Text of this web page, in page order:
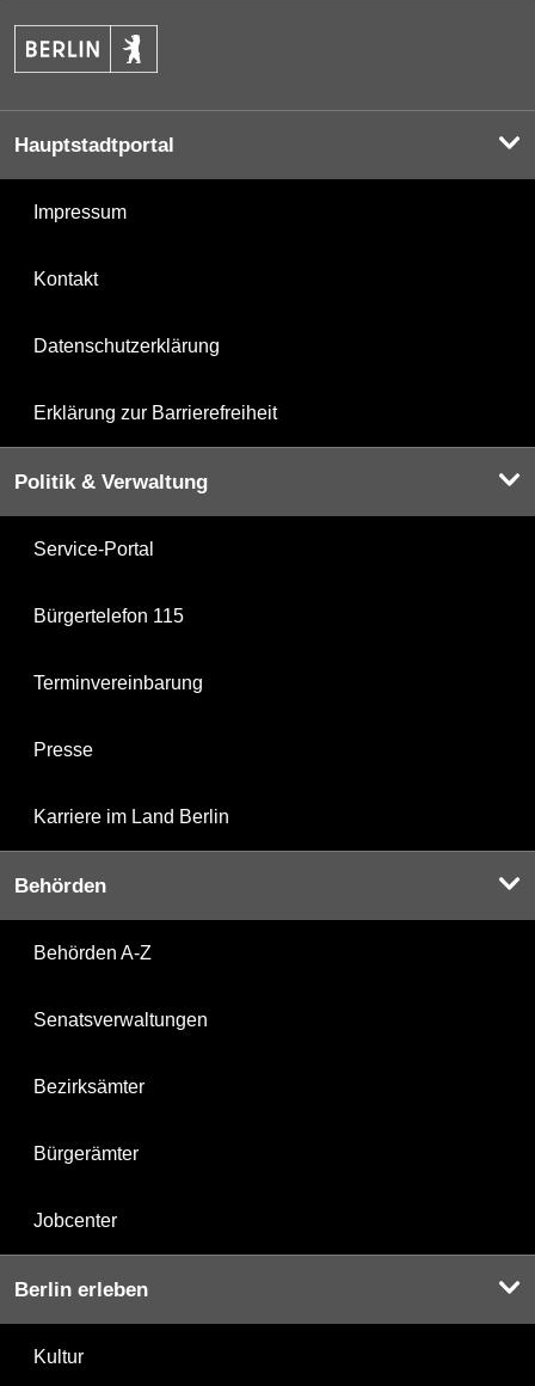
Hauptstadtportal
Impressum
Kontakt
Datenschutzerklärung
Erklärung zur Barrierefreiheit
Politik & Verwaltung
Service-Portal
Bürgertelefon 115
Terminvereinbarung
Presse
Karriere im Land Berlin
Behörden
Behörden A-Z
Senatsverwaltungen
Bezirksämter
Bürgerämter
Jobcenter
Berlin erleben
Kultur